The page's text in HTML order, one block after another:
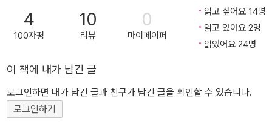
새로운 표지로 한국에 다시 선보인다. 끌어당김, 해빙의 법칙을 과학
적으로 증명한 기념비적 작품 믿음과 현실의 경계가 과학적으로 밝혀
세계의 모든 것을 연결하는 에너지 그물인 ‘디바인 매트릭스(Divine
계, 경력 관리, 국가 간의 평화 유지에 이르기까지, 이 새로운 발견은
우리 각자가 세상 모든 것에 이미 연결되어 있고 직접 영향을 끼칠 수
4
100자평
10
리뷰
0
마이페이퍼
읽고 싶어요 14명
읽고 있어요 2명
읽었어요 24명
이 책에 내가 남긴 글
로그인하면 내가 남긴 글과 친구가 남긴 글을 확인할 수 있습니다.
로그인하기